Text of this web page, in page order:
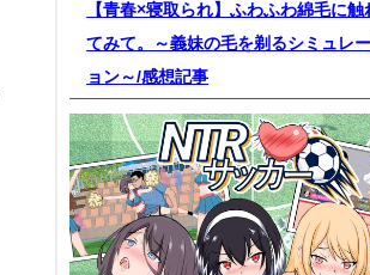
【青春×寝取られ】ふわふわ綿毛に触
てみて。～義妹の毛を剃るシミュレ
ョン～/感想記事